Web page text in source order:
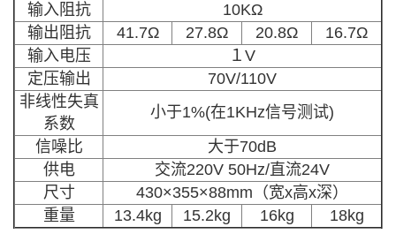
输入阻抗
10KΩ
输出阻抗
41.7Ω 27.8Ω 20.8Ω
16.7Ω
输入电压
１V
定压输出
70V/110V
非线性失真
系数
小于1%(在1KHz信号测试)
信噪比
大于70dB
供电
交流220V 50Hz/直流24V
尺寸
430×355×88mm（宽x高x深）
重量
13.4kg 15.2kg 16kg 18kg